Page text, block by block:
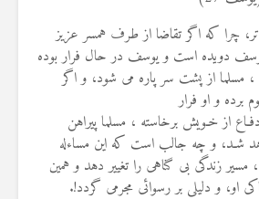
تر، چرا كه اگر تقاضا از طرف همسر عزيز
دويده است و يوسف در حال فرار بوده
مسلما از پشت سر پاره مى شود، و اگر
برده و او فرار
از خـويش برخاسته ، مسلما پيراهن
شـد، و چه جالب است كه اين مساءله
مسير زندگى بى گناهى را تغيير دهد و همين
و دليلى بر رسوائى مجرمى گردد!.
2026